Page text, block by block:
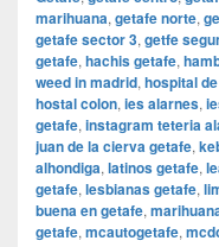
marihuana, getafe norte,
getafe sector 3, getfe
getafe, hachis getafe,
weed in madrid, hospital
hostal colon, ies alarnes,
getafe, instagram teteria
juan de la cierva getafe,
alhondiga, latinos getafe,
getafe, lesbianas getafe,
buena en getafe,
getafe, mcautogetafe,